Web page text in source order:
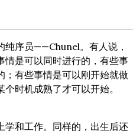
纯序员——Chunel。有人说，
情是可以同时进行的，有些事
；有些事情是可以刚开始就做
时机成熟了才可以开始。
学和工作。同样的，出生后还